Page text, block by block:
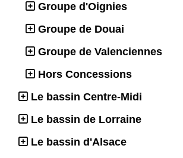
Groupe d'Oignies
Groupe de Douai
Groupe de Valenciennes
Hors Concessions
Le bassin Centre-Midi
Le bassin de Lorraine
Le bassin d'Alsace